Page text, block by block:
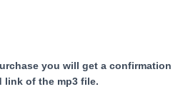
you will get a confirmation
link of the mp3 file.